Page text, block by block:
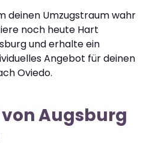
deinen Umzugstraum wahr
noch heute Hart
und erhalte ein
Angebot für deinen
Oviedo.
Augsburg